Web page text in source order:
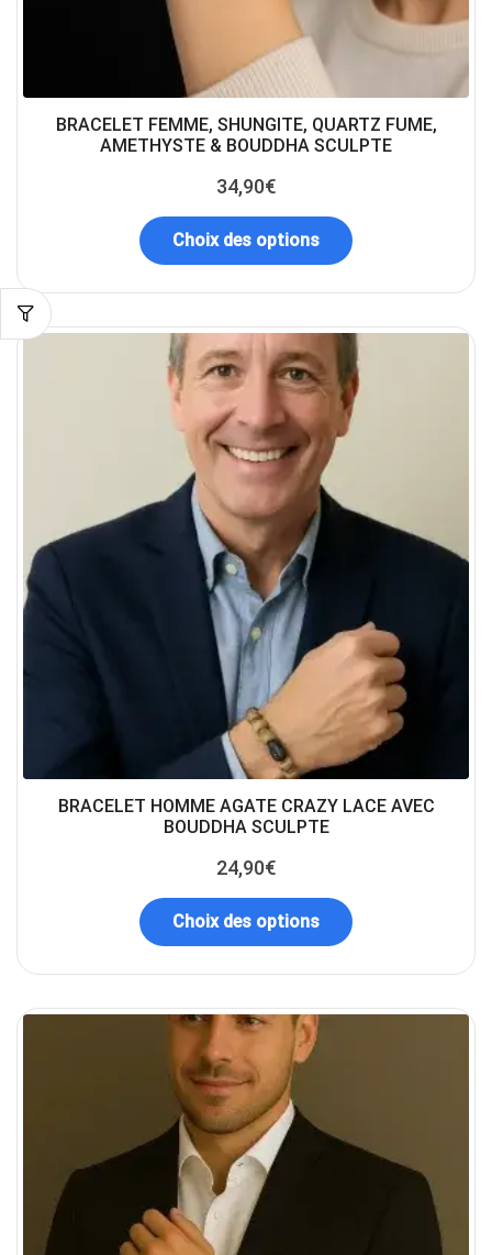
BRACELET FEMME, SHUNGITE, QUARTZ FUME,
AMETHYSTE & BOUDDHA SCULPTE
34,90€
Choix des options
BRACELET HOMME AGATE CRAZY LACE AVEC
BOUDDHA SCULPTE
24,90€
Choix des options